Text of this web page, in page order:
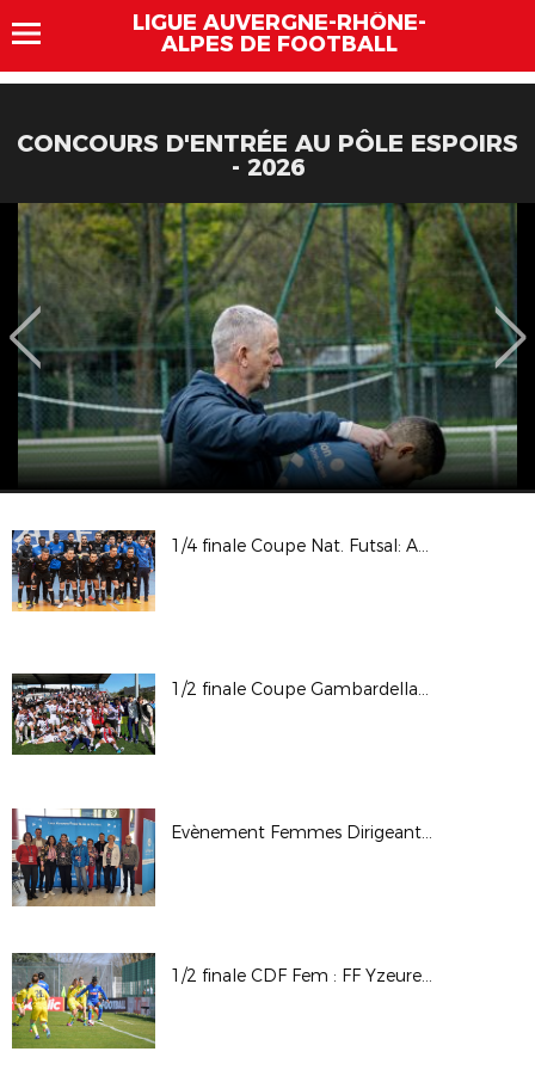
LIGUE AUVERGNE-RHÔNE-
ALPES DE FOOTBALL
CONCOURS D'ENTRÉE AU PÔLE ESPOIRS
- 2026
1/4 finale Coupe Nat. Futsal: ALF Futsal / Nantes Met. Futsal © Photos LAuRAFoot- Alain Chenevière
1/2 finale Coupe Gambardella CA: OL - ESTAC / © Photos LAuRAFoot- Alain Chenevière
Evènement Femmes Dirigeantes - Elle et LAuRAFoot 2022
1/2 finale CDF Fem : FF Yzeure AA / FC Nantes A